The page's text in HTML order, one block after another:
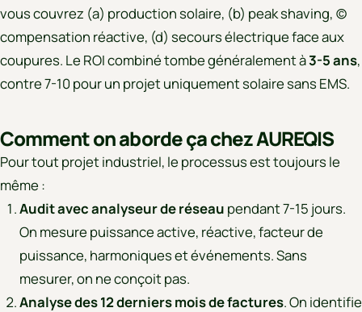
vous couvrez (a) production solaire, (b) peak shaving, (c)
compensation réactive, (d) secours électrique face aux
coupures. Le ROI combiné tombe généralement à3-5 ans,
contre 7-10 pour un projet uniquement solaire sans EMS.
Comment on aborde ça chez AUREQIS
Pour tout projet industriel, le processus est toujours le
même :
Audit avec analyseur de réseau pendant 7-15 jours.
On mesure puissance active, réactive, facteur de
puissance, harmoniques et événements. Sans
mesurer, on ne conçoit pas.
Analyse des 12 derniers mois de factures. On identifie